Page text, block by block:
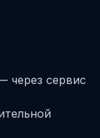
через сервис